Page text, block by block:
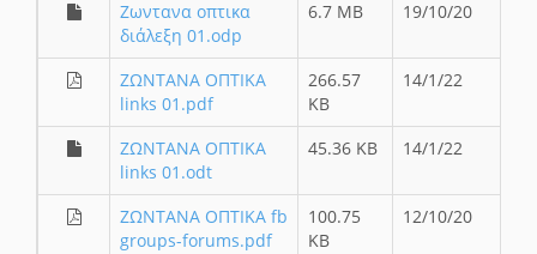
Ζωντανα οπτικα
διάλεξη 01.odp
6.7 MB 19/10/20
ΖΩΝΤΑΝΑ ΟΠΤΙΚΑ
links 01.pdf
266.57
KB
14/1/22
ΖΩΝΤΑΝΑ ΟΠΤΙΚΑ
links 01.odt
45.36 KB 14/1/22
ΖΩΝΤΑΝΑ ΟΠΤΙΚΑ fb
groups-forums.pdf
100.75
KB
12/10/20